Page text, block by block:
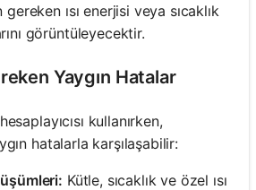
ısı enerjisi veya sıcaklık
görüntüleyecektir.
Yaygın Hatalar
kullanırken,
hatalarla karşılaşabilir:
Kütle, sıcaklık ve özel ısı